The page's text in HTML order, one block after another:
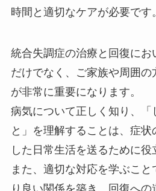
時間と適切なケアが必要です。
統合失調症の治療と回復にお
だけでなく、ご家族や周囲
が非常に重要になります。
病気について正しく知り、「
と」を理解することは、症
した日常生活を送るために役
また、適切な対応を学ぶこと